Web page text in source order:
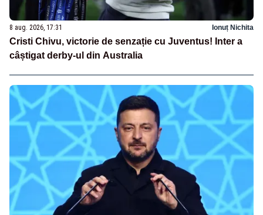
8 aug. 2026, 17:31 Ionuț Nichita
Cristi Chivu, victorie de senzație cu Juventus! Inter a
câștigat derby-ul din Australia